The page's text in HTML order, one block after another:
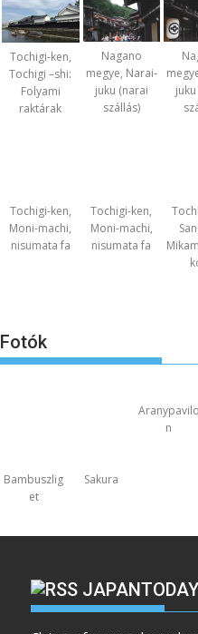
Tochigi-ken,
Tochigi –shi:
Folyami
raktárak
Nagano
megye, Narai-
juku (narai
szállás)
Tochigi-ken,
Moni-machi,
nisumata fa
Tochigi-ken,
Moni-machi,
nisumata fa
Fotók
Aranypavilo
n
Bambuszlig
et
Sakura
JAPANTODAY